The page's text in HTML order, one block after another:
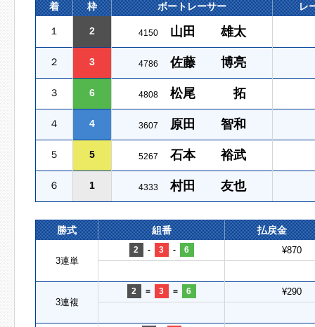
着 枠 ボートレーサー レ
１ 2 4150 山田 雄太
２ 3 4786 佐藤 博亮
３ 6 4808 松尾 拓
４ 4 3607 原田 智和
５ 5 5267 石本 裕武
６ 1 4333 村田 友也
勝式 組番 払戻金
3連単
2 - 3 - 6 ¥870
3連複
2 = 3 = 6 ¥290